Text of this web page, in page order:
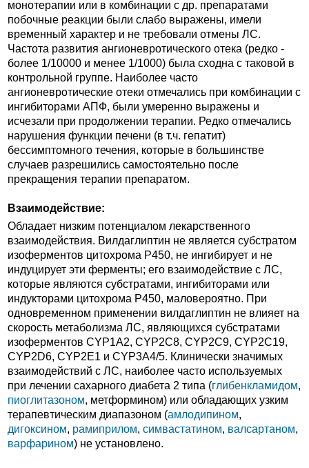
монотерапии или в комбинации с др. препаратами
побочные реакции были слабо выражены, имели
временный характер и не требовали отмены ЛС.
Частота развития ангионевротического отека (редко -
более 1/10000 и менее 1/1000) была сходна с таковой в
контрольной группе. Наиболее часто
ангионевротические отеки отмечались при комбинации с
ингибиторами АПФ, были умеренно выражены и
исчезали при продолжении терапии. Редко отмечались
нарушения функции печени (в т.ч. гепатит)
бессимптомного течения, которые в большинстве
случаев разрешились самостоятельно после
прекращения терапии препаратом.
Взаимодействие:
Обладает низким потенциалом лекарственного
взаимодействия. Вилдаглиптин не является субстратом
изоферментов цитохрома Р450, не ингибирует и не
индуцирует эти ферменты; его взаимодействие с ЛС,
которые являются субстратами, ингибиторами или
индукторами цитохрома Р450, маловероятно. При
одновременном применении вилдаглиптин не влияет на
скорость метаболизма ЛС, являющихся субстратами
изоферментов CYP1A2, CYP2C8, CYP2C9, CYP2C19,
CYP2D6, CYP2E1 и CYP3A4/5. Клинически значимых
взаимодействий с ЛС, наиболее часто используемых
при лечении сахарного диабета 2 типа (глибенкламидом,
пиоглитазоном, метформином) или обладающих узким
терапевтическим диапазоном (амлодипином,
дигоксином, рамиприлом, симвастатином, валсартаном,
варфарином) не установлено.